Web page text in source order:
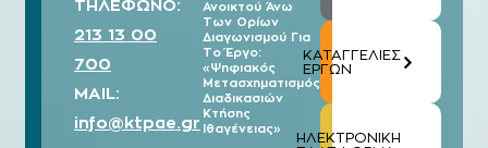
ΤΗΛΕΦΩΝΟ:
213 13 00
700
MAIL:
info@ktpae.gr
Ανοικτού Άνω
Των Ορίων
Διαγωνισμού Για
Το Έργο:
«Ψηφιακός
Μετασχηματισμός
Διαδικασιών
Κτήσης
Ιθαγένειας»
ΚΑΤΑΓΓΕΛΙΕΣ
ΕΡΓΩΝ
ΗΛΕΚΤΡΟΝΙΚΗ